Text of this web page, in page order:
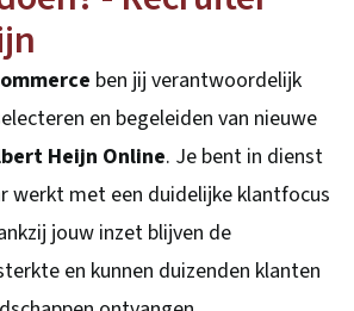
ben jij verantwoordelijk
en begeleiden van nieuwe
Heijn Online. Je bent in dienst
werkt met een duidelijke klantfocus
jouw inzet blijven de
en kunnen duizenden klanten